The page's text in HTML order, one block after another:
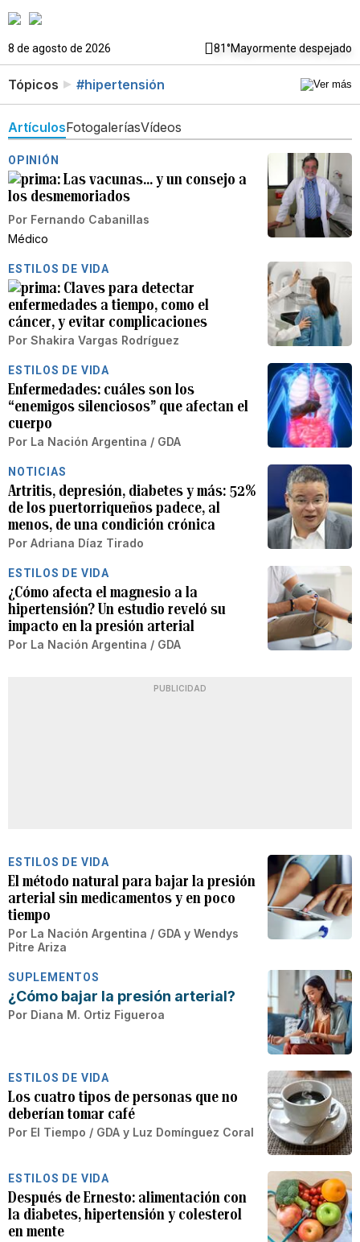
8 de agosto de 2026 81°Mayormente despejado
Tópicos #hipertensión
ArtículosFotogaleríasVídeos
OPINIÓN
Las vacunas… y un consejo a
los desmemoriados
Por Fernando Cabanillas
Médico
ESTILOS DE VIDA
Claves para detectar
enfermedades a tiempo, como el
cáncer, y evitar complicaciones
Por Shakira Vargas Rodríguez
ESTILOS DE VIDA
Enfermedades: cuáles son los
“enemigos silenciosos” que afectan el
cuerpo
Por La Nación Argentina / GDA
NOTICIAS
Artritis, depresión, diabetes y más: 52%
de los puertorriqueños padece, al
menos, de una condición crónica
Por Adriana Díaz Tirado
ESTILOS DE VIDA
¿Cómo afecta el magnesio a la
hipertensión? Un estudio reveló su
impacto en la presión arterial
Por La Nación Argentina / GDA
PUBLICIDAD
ESTILOS DE VIDA
El método natural para bajar la presión
arterial sin medicamentos y en poco
tiempo
Por La Nación Argentina / GDA y Wendys
Pitre Ariza
SUPLEMENTOS
¿Cómo bajar la presión arterial?
Por Diana M. Ortiz Figueroa
ESTILOS DE VIDA
Los cuatro tipos de personas que no
deberían tomar café
Por El Tiempo / GDA y Luz Domínguez Coral
ESTILOS DE VIDA
Después de Ernesto: alimentación con
la diabetes, hipertensión y colesterol
en mente